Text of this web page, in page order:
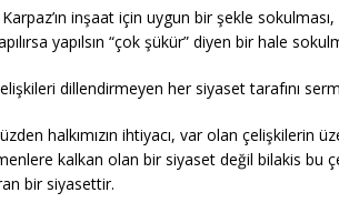
inşaat için uygun bir şekle
yapılsın “çok şükür” diyen bir hale
dillendirmeyen her siyaset tarafını
halkımızın ihtiyacı, var olan
kalkan olan bir siyaset değil bilakis bu
bir siyasettir.